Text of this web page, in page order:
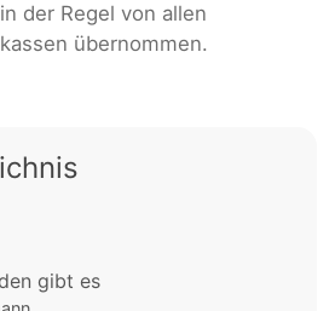
der Regel von allen
übernommen.
gibt es